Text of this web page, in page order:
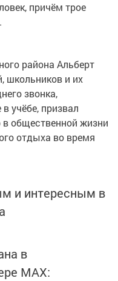
причём трое
района Альберт
школьников и их
звонка,
учёбе, призвал
общественной жизни
отдыха во время
и интересным в
в
MАХ: